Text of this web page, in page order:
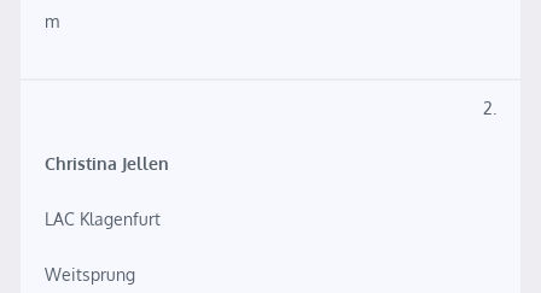
m
2.
Christina Jellen
LAC Klagenfurt
Weitsprung